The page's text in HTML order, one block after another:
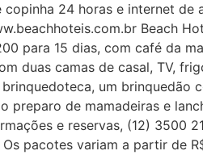
24 horas e internet de
Beach
para 15 dias, com café da
duas camas de casal, TV,
um brinquedão
preparo de mamadeiras e
e reservas, (12) 3500
pacotes variam a partir de